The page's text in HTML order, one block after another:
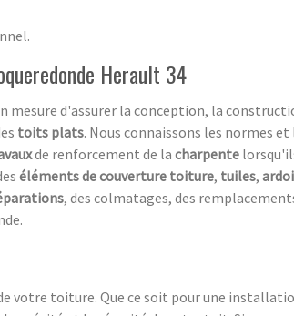
Herault 34
mesure d'assurer la conception, la
toits plats. Nous connaissons les normes
de renforcement de la charpente
éléments de couverture toiture, tuiles,
, des colmatages, des
votre toiture. Que ce soit pour une